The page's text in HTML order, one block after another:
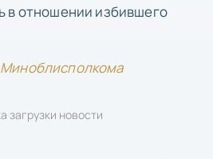
в отношении избившего
загрузки новости